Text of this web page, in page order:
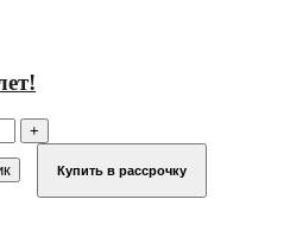
Купить в рассрочку